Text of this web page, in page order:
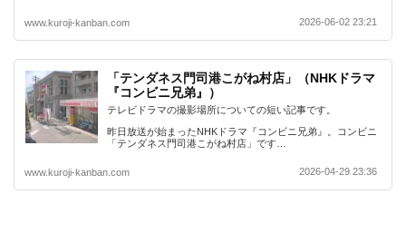
www.kuroji-kanban.com 2026-06-02 23:21
「テンダネス門司港こがね村店」（NHKドラマ
『コンビニ兄弟』）
テレビドラマの撮影場所についての短い記事です。
昨日放送が始まったNHKドラマ『コンビニ兄弟』。コンビニ
「テンダネス門司港こがね村店」です…
www.kuroji-kanban.com 2026-04-29 23:36